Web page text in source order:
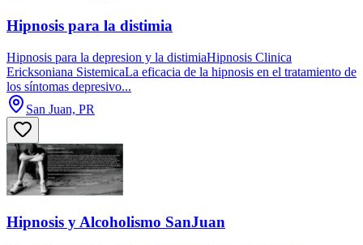
Hipnosis para la distimia
Hipnosis para la depresion y la distimiaHipnosis Clinica
Ericksoniana SistemicaLa eficacia de la hipnosis en el tratamiento de
los síntomas depresivo...
San Juan, PR
Hipnosis y Alcoholismo SanJuan